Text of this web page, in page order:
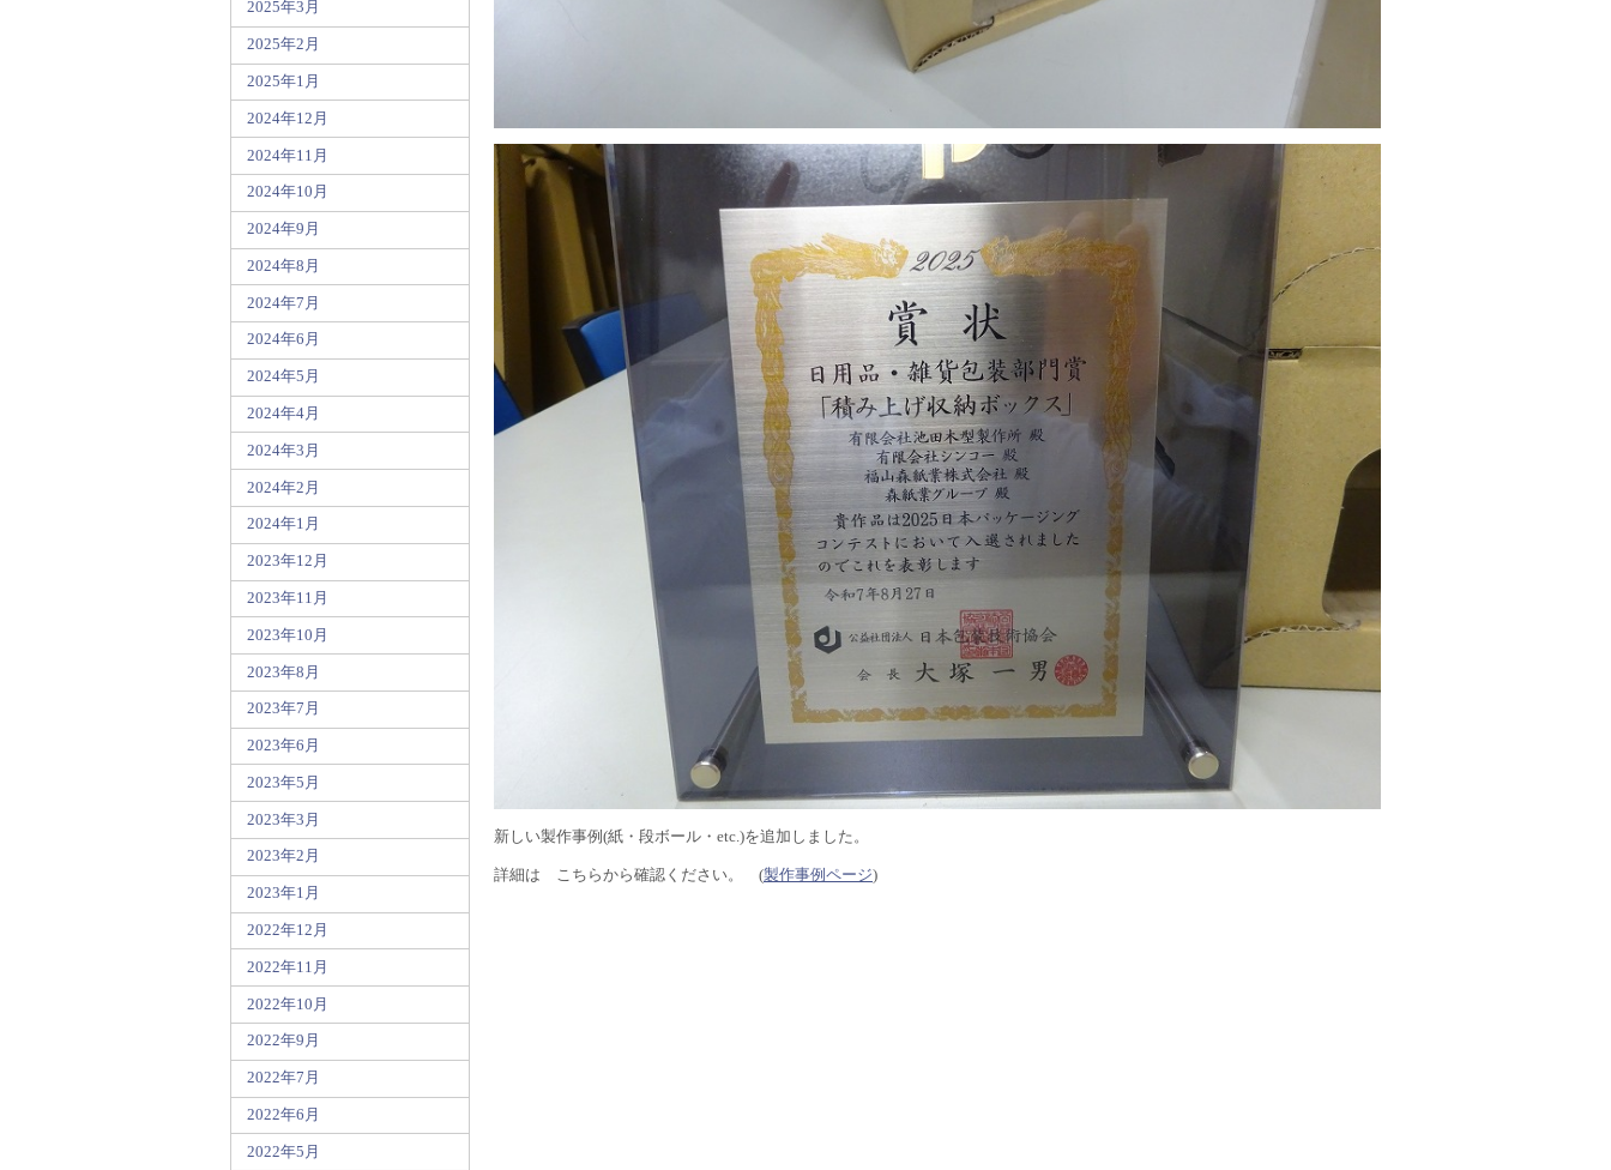
新しい製作事例(紙・段ボール・etc.)を追加しました。
詳細は こちらから確認ください。 (製作事例ページ)
2025年3月
2025年2月
2025年1月
2024年12月
2024年11月
2024年10月
2024年9月
2024年8月
2024年7月
2024年6月
2024年5月
2024年4月
2024年3月
2024年2月
2024年1月
2023年12月
2023年11月
2023年10月
2023年8月
2023年7月
2023年6月
2023年5月
2023年3月
2023年2月
2023年1月
2022年12月
2022年11月
2022年10月
2022年9月
2022年7月
2022年6月
2022年5月